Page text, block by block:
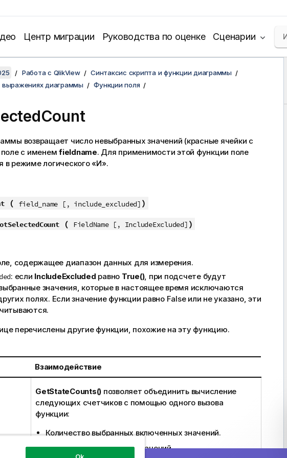
Центр миграции Руководства по оценке Сценарии
Работа с QlikView
Синтаксис скрипта и функции диаграммы
выражениях диаграммы
Функции поля
возвращает число невыбранных значений (красные ячейки с
с именем fieldname. Для применимости этой функции поле
в режиме логического «И».
( field_name [, include_excluded] )
( FieldName [, IncludeExcluded] )
содержащее диапазон данных для измерения.
: если IncludeExcluded равно True(), при подсчете будут
значения, которые в настоящее время исключаются
полях. Если значение функции равно Falseили не указано, эти
перечислены другие функции, похожие на эту функцию.
Взаимодействие
GetStateCounts() позволяет объединить вычисление
следующих счетчиков с помощью одного вызова
функции:
Количество выбранных включенных значений.
Количество возможных значений.